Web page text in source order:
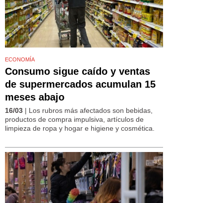
ECONOMÍA
Consumo sigue caído y ventas
de supermercados acumulan 15
meses abajo
16/03 | Los rubros más afectados son bebidas,
productos de compra impulsiva, artículos de
limpieza de ropa y hogar e higiene y cosmética.